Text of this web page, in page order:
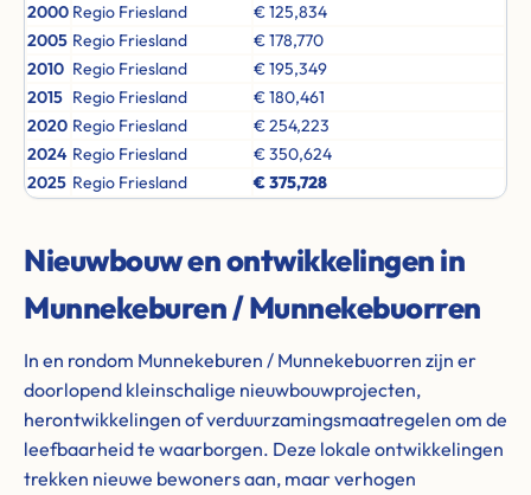
2000 Regio Friesland
€ 125,834
2005 Regio Friesland
€ 178,770
2010 Regio Friesland
€ 195,349
2015 Regio Friesland
€ 180,461
2020 Regio Friesland
€ 254,223
2024 Regio Friesland
€ 350,624
2025 Regio Friesland € 375,728
Nieuwbouw en ontwikkelingen in
Munnekeburen / Munnekebuorren
In en rondom Munnekeburen / Munnekebuorren zijn er
doorlopend kleinschalige nieuwbouwprojecten,
herontwikkelingen of verduurzamingsmaatregelen om de
leefbaarheid te waarborgen. Deze lokale ontwikkelingen
trekken nieuwe bewoners aan, maar verhogen